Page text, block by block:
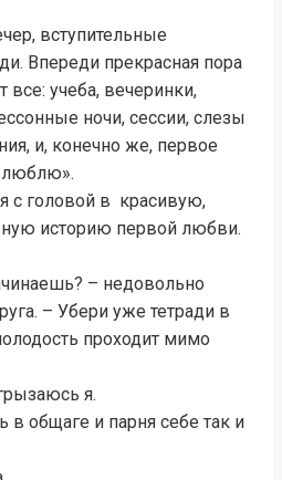
вступительные
Впереди прекрасная пора
все: учеба, вечеринки,
ночи, сессии, слезы
и, конечно же, первое
с головой в красивую,
историю первой любви.
– недовольно
– Убери уже тетради в
проходит мимо
я.
общаге и парня себе так и